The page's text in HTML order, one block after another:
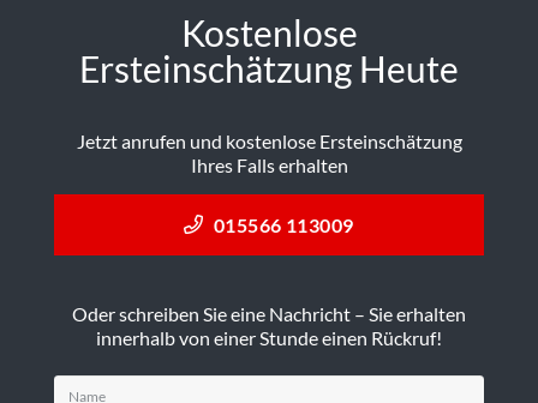
Kostenlose
Ersteinschätzung Heute
Jetzt anrufen und kostenlose Ersteinschätzung
Ihres Falls erhalten
015566 113009
Oder schreiben Sie eine Nachricht – Sie erhalten
innerhalb von einer Stunde einen Rückruf!